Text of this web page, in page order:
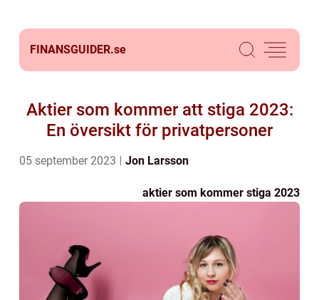
FINANSGUIDER.se
Aktier som kommer att stiga 2023:
En översikt för privatpersoner
05 september 2023 Jon Larsson
aktier som kommer stiga 2023